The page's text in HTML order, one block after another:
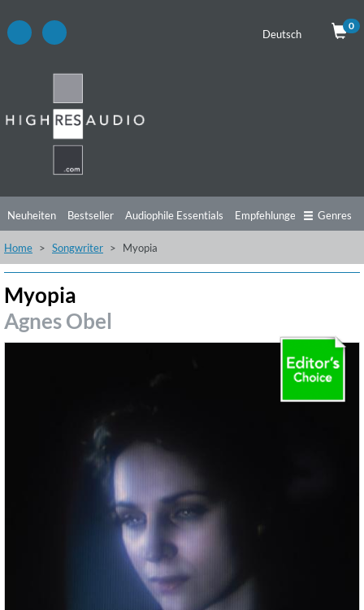
Deutsch
0
Neuheiten Bestseller Audiophile Essentials Empfehlungen
Hörtipps Top Alben Angebote
Genres
Home Songwriter Myopia
Myopia
Agnes Obel